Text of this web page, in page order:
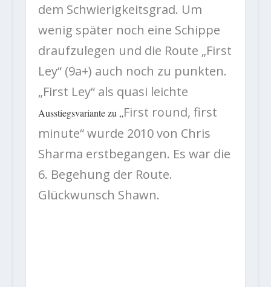
dem Schwierigkeitsgrad. Um
wenig später noch eine Schippe
draufzulegen und die Route „First
Ley“ (9a+) auch noch zu punkten.
„First Ley“ als quasi leichte
Ausstiegsvariante zu „First round, first
minute“ wurde 2010 von Chris
Sharma erstbegangen. Es war die
6. Begehung der Route.
Glückwunsch Shawn.